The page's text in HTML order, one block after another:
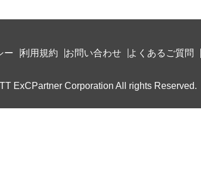
ー 利用規約 お問い合わせ よくあるご質問
ExCPartner Corporation All rights Reserved.